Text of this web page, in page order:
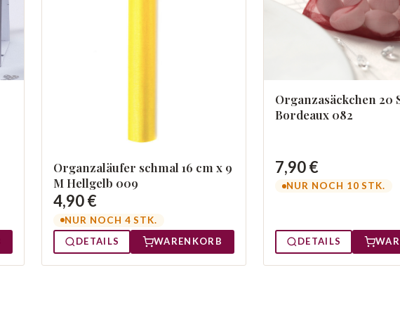
Organzaläufer schmal 16 cm x 9
M Hellgelb 009
4,90 €
NUR NOCH 4 STK.
DETAILS
WARENKORB
Organzasäckchen 20
Bordeaux 082
7,90 €
NUR NOCH 10 STK.
DETAILS